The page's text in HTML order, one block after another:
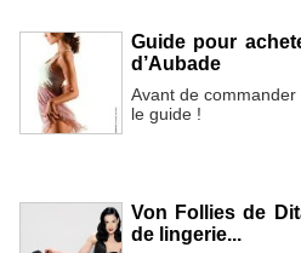
Guide pour
d’Aubade
Avant de
le guide !
Von Follies de
de lingerie...